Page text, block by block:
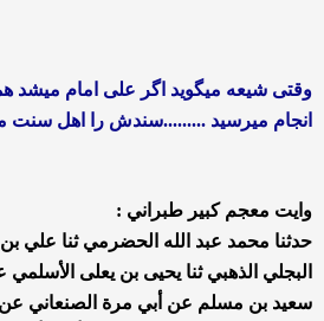
وقتی شیعه میگوید اگر علی امام میشد
انجام میرسید .........سندش را اهل سنت
وايت معجم كبير طبراني :
حدثنا محمد عبد الله الحضرمي ثنا علي
البجلي الذهبي ثنا يحيى بن يعلى
سعيد بن مسلم عن أبي مرة الصنعاني عن